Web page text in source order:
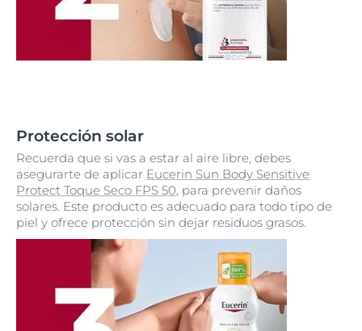
Protección solar
Recuerda que si vas a estar al aire libre, debes
asegurarte de aplicar Eucerin Sun Body Sensitive
Protect Toque Seco FPS 50 , para prevenir daños
solares. Este producto es adecuado para todo tipo de
piel y ofrece protección sin dejar residuos grasos.